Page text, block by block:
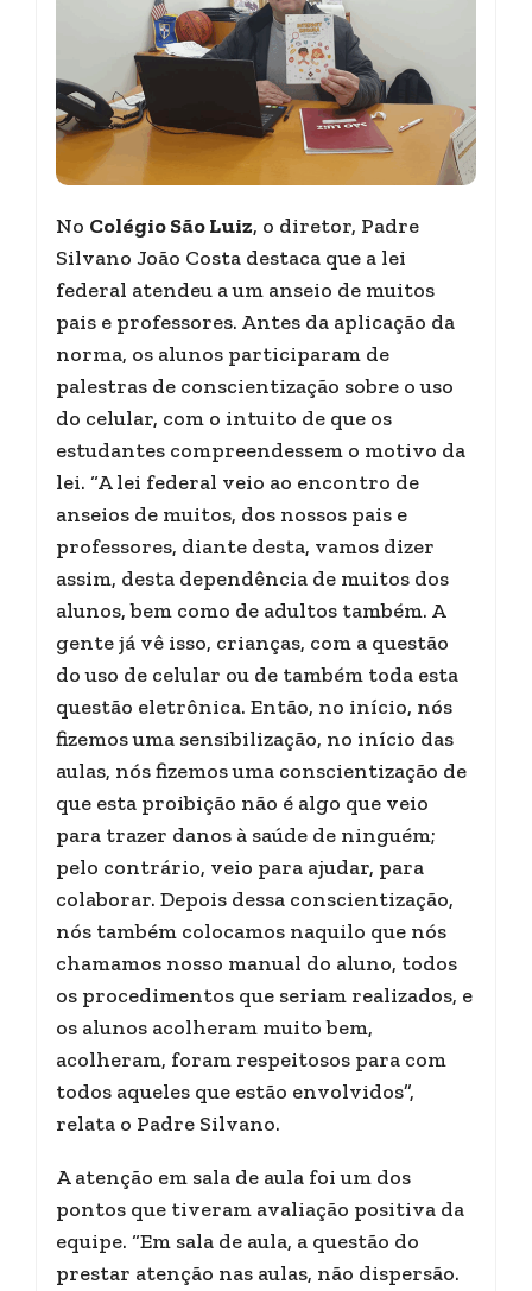
No Colégio São Luiz, o diretor, Padre
Silvano João Costa destaca que a lei
federal atendeu a um anseio de muitos
pais e professores. Antes da aplicação da
norma, os alunos participaram de
palestras de conscientização sobre o uso
do celular, com o intuito de que os
estudantes compreendessem o motivo da
lei. “A lei federal veio ao encontro de
anseios de muitos, dos nossos pais e
professores, diante desta, vamos dizer
assim, desta dependência de muitos dos
alunos, bem como de adultos também. A
gente já vê isso, crianças, com a questão
do uso de celular ou de também toda esta
questão eletrônica. Então, no início, nós
fizemos uma sensibilização, no início das
aulas, nós fizemos uma conscientização de
que esta proibição não é algo que veio
para trazer danos à saúde de ninguém;
pelo contrário, veio para ajudar, para
colaborar. Depois dessa conscientização,
nós também colocamos naquilo que nós
chamamos nosso manual do aluno, todos
os procedimentos que seriam realizados, e
os alunos acolheram muito bem,
acolheram, foram respeitosos para com
todos aqueles que estão envolvidos”,
relata o Padre Silvano.
A atenção em sala de aula foi um dos
pontos que tiveram avaliação positiva da
equipe. “Em sala de aula, a questão do
prestar atenção nas aulas, não dispersão.